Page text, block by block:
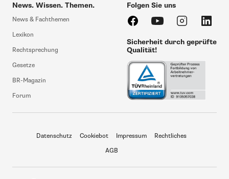
News. Wissen. Themen.
News & Fachthemen
Lexikon
Rechtsprechung
Gesetze
BR-Magazin
Forum
Folgen Sie uns
Sicherheit durch geprüfte
Qualität!
Datenschutz Cookiebot Impressum
Rechtliches
AGB